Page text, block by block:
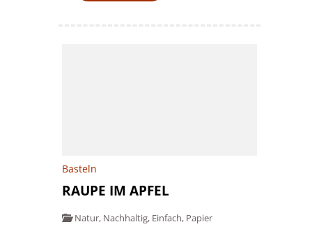
Basteln
RAUPE IM APFEL
Natur, Nachhaltig, Einfach, Papier